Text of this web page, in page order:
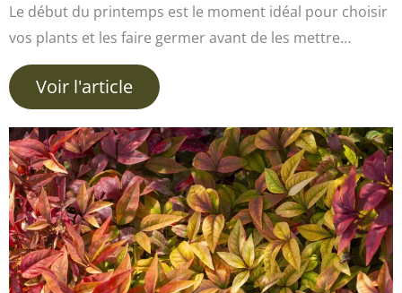
Le début du printemps est le moment idéal pour choisir
vos plants et les faire germer avant de les mettre…
Voir l'article